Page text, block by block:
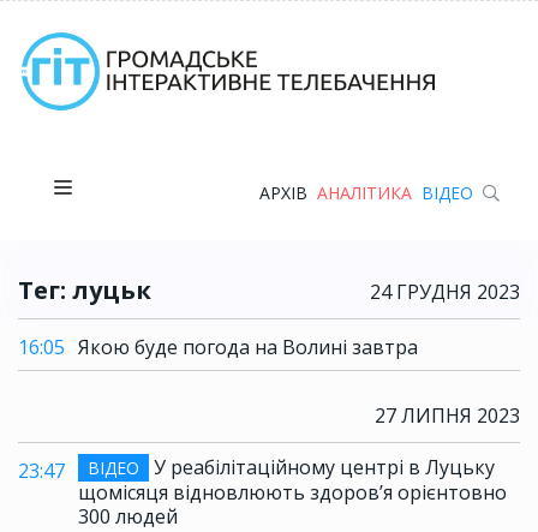
АРХІВ АНАЛІТИКА ВІДЕО
Тег: луцьк 24 ГРУДНЯ 2023
16:05 Якою буде погода на Волині завтра
27 ЛИПНЯ 2023
23:47 ВІДЕО
У реабілітаційному центрі в Луцьку
щомісяця відновлюють здоров’я орієнтовно
300 людей